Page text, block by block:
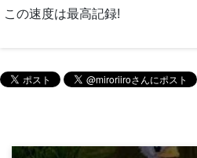
この速度は最高記録!